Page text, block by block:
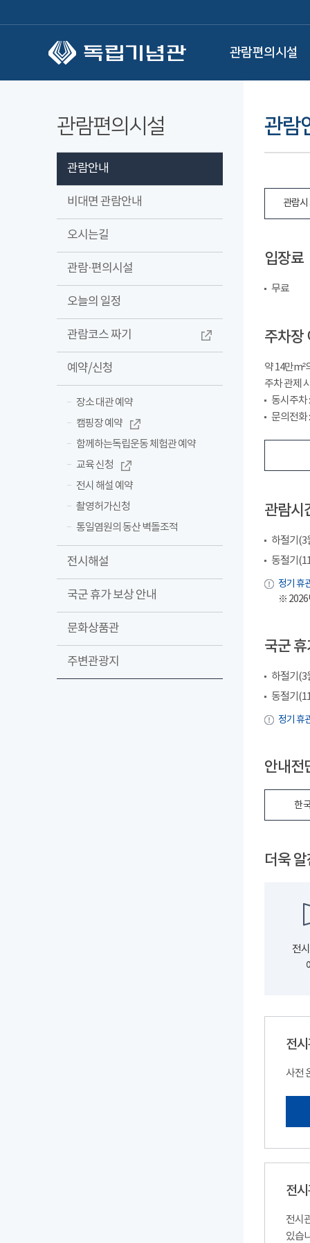
관람편의시설
관람편의시설
관람안내
비대면 관람안내
오시는길
관람·편의시설
오늘의 일정
관람코스 짜기
예약/신청
장소 대관 예약
캠핑장 예약
함께하는독립운동 체험관 예약
교육 신청
전시 해설 예약
촬영허가신청
통일염원의 동산 벽돌조적
전시해설
국군 휴가 보상 안내
문화상품관
주변관광지
관람
관람
입장료
무료
주차장
약 14만m²
주차 관제
동시주차
문의전화
관람시
하절기(3
동절기
정기 휴
※ 2026
국군
하절기(3
동절기
정기 휴
안내
한
더욱
전
전
사전
전
전시
있습